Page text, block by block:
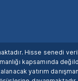
Hisse senedi
kapsamında
yatırım